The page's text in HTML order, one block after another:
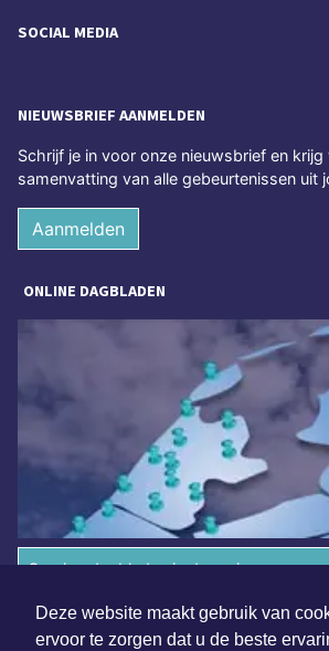
Deze website maakt gebruik van
ervoor te zorgen dat u de beste
SOCIAL MEDIA
NIEUWSBRIEF AANMELDEN
Schrijf je in voor onze nieuwsbrief en krijg
samenvatting van alle gebeurtenissen uit
Aanmelden
ONLINE DAGBLADEN
Overige dagbladen in de regio
Algemene voorwaarden